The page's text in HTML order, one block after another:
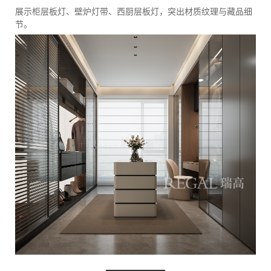
展示柜层板灯、壁炉灯带、西厨层板灯，突出材质纹理与藏品细
节。